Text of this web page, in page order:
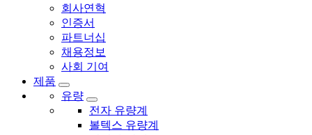
회사연혁
인증서
파트너십
채용정보
사회 기여
제품
유량
전자 유량계
볼텍스 유량계